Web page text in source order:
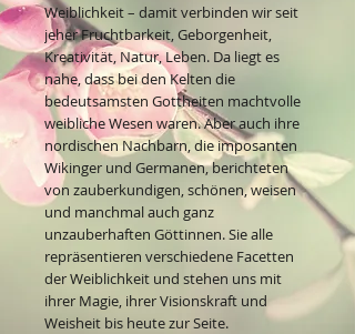
Weiblichkeit – damit verbinden wir seit
jeher Fruchtbarkeit, Geborgenheit,
Kreativität, Natur, Leben. Da liegt es
nahe, dass bei den Kelten die
bedeutsamsten Gottheiten machtvolle
weibliche Wesen waren. Aber auch ihre
nordischen Nachbarn, die imposanten
Wikinger und Germanen, berichteten
von zauberkundigen, schönen, weisen
und manchmal auch ganz
unzauberhaften Göttinnen. Sie alle
repräsentieren verschiedene Facetten
der Weiblichkeit und stehen uns mit
ihrer Magie, ihrer Visionskraft und
Weisheit bis heute zur Seite.